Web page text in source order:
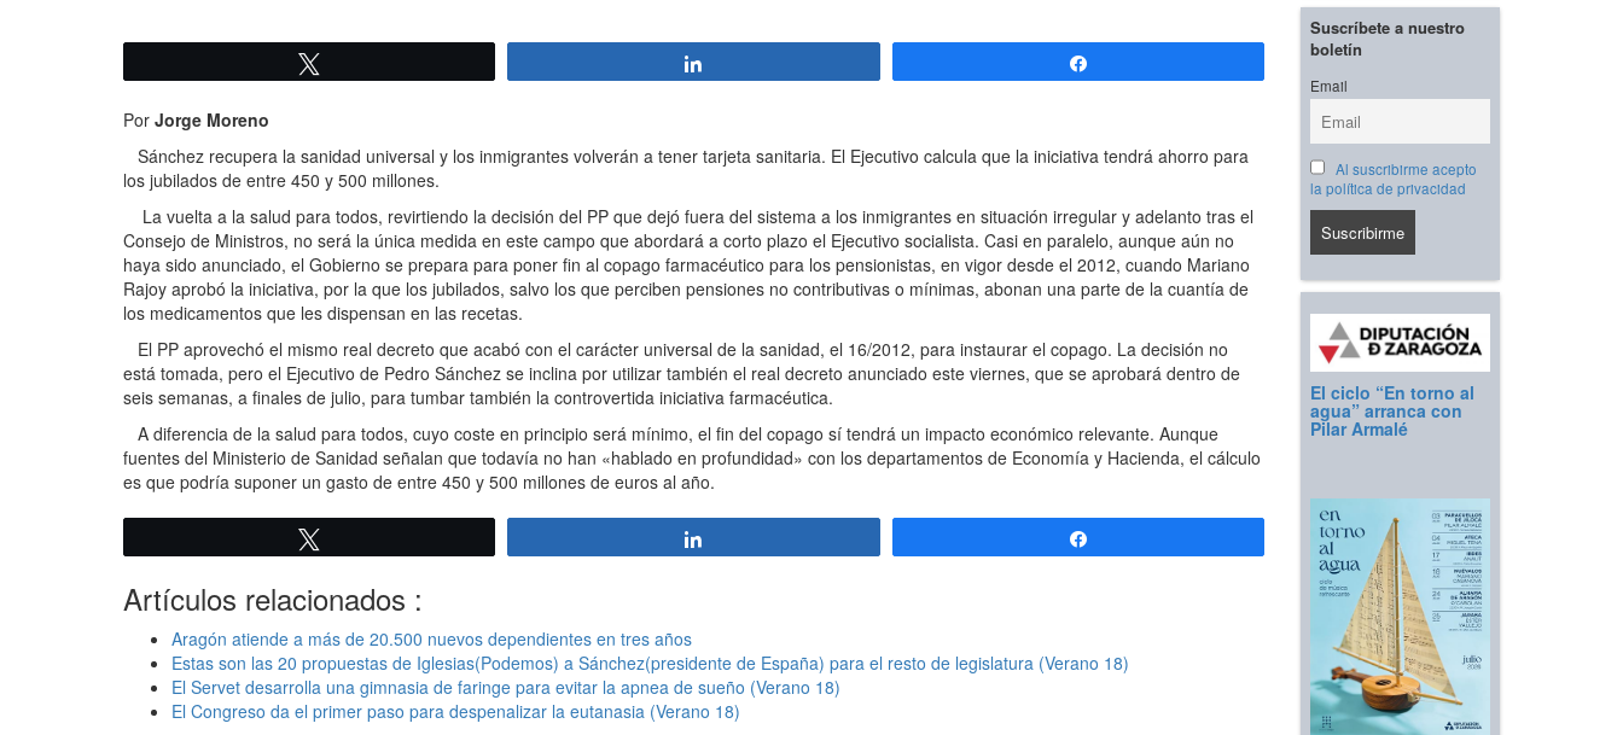
Por Jorge Moreno
Sánchez recupera la sanidad universal y los inmigrantes volverán a tener tarjeta sanitaria. El Ejecutivo calcula que la iniciativa tendrá ahorro para
los jubilados de entre 450 y 500 millones.
La vuelta a la salud para todos, revirtiendo la decisión del PP que dejó fuera del sistema a los inmigrantes en situación irregular y adelanto tras el
Consejo de Ministros, no será la única medida en este campo que abordará a corto plazo el Ejecutivo socialista. Casi en paralelo, aunque aún no
haya sido anunciado, el Gobierno se prepara para poner fin al copago farmacéutico para los pensionistas, en vigor desde el 2012, cuando Mariano
Rajoy aprobó la iniciativa, por la que los jubilados, salvo los que perciben pensiones no contributivas o mínimas, abonan una parte de la cuantía de
los medicamentos que les dispensan en las recetas.
El PP aprovechó el mismo real decreto que acabó con el carácter universal de la sanidad, el 16/2012, para instaurar el copago. La decisión no
está tomada, pero el Ejecutivo de Pedro Sánchez se inclina por utilizar también el real decreto anunciado este viernes, que se aprobará dentro de
seis semanas, a finales de julio, para tumbar también la controvertida iniciativa farmacéutica.
A diferencia de la salud para todos, cuyo coste en principio será mínimo, el fin del copago sí tendrá un impacto económico relevante. Aunque
fuentes del Ministerio de Sanidad señalan que todavía no han «hablado en profundidad» con los departamentos de Economía y Hacienda, el cálculo
es que podría suponer un gasto de entre 450 y 500 millones de euros al año.
Artículos relacionados :
Aragón atiende a más de 20.500 nuevos dependientes en tres años
Estas son las 20 propuestas de Iglesias(Podemos) a Sánchez(presidente de España) para el resto de legislatura (Verano 18)
El Servet desarrolla una gimnasia de faringe para evitar la apnea de sueño (Verano 18)
El Congreso da el primer paso para despenalizar la eutanasia (Verano 18)
Suscríbete a nuestro
boletín
Email
Al suscribirme acepto
la política de privacidad
El ciclo “En torno al
agua” arranca con
Pilar Armalé